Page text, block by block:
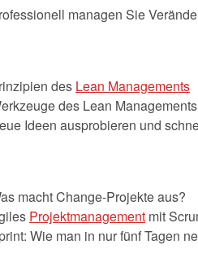
managen Sie
des Lean Managements
des Lean
Ideen ausprobieren und
macht Change-Projekte aus?
Projektmanagement mit
Wie man in nur fünf Tagen